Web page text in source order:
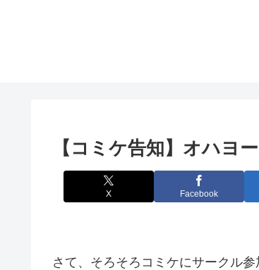
【コミケ告知】オハヨ
X Facebook
さて、そろそろコミケにサークル